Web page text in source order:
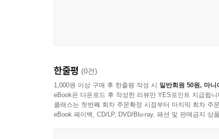
개발자에게 유용한 인프라 고려사항을 논의한다.
7장. 웹 서비스의 진화 개발자는 각기 다른 속도
이러한 목표는 달성하기가 상당히 힘들다. 7장에
이 조언은 옳다. 레이어(layer)는 티어(tier)와는
무너트리고 여러 부분으로 나눠 분산시키는 행동
하지만 오늘날에는 애플리케이션이 섬처럼 고
시스템 역시 그러하다. 우리가 기업 내부든 기
한줄평 (0건)
1,000원 이상 구매 후 한줄평 작성 시 일반회원 50원, 마니
eBook은 다운로드 후 작성한 리뷰만 YES포인트 지급됩니
클래스는 첫번째 회차 주문확정 시점부터 마지막 회차 주
eBook 페이백, CD/LP, DVD/Blu-ray, 패션 및 판매금지 상